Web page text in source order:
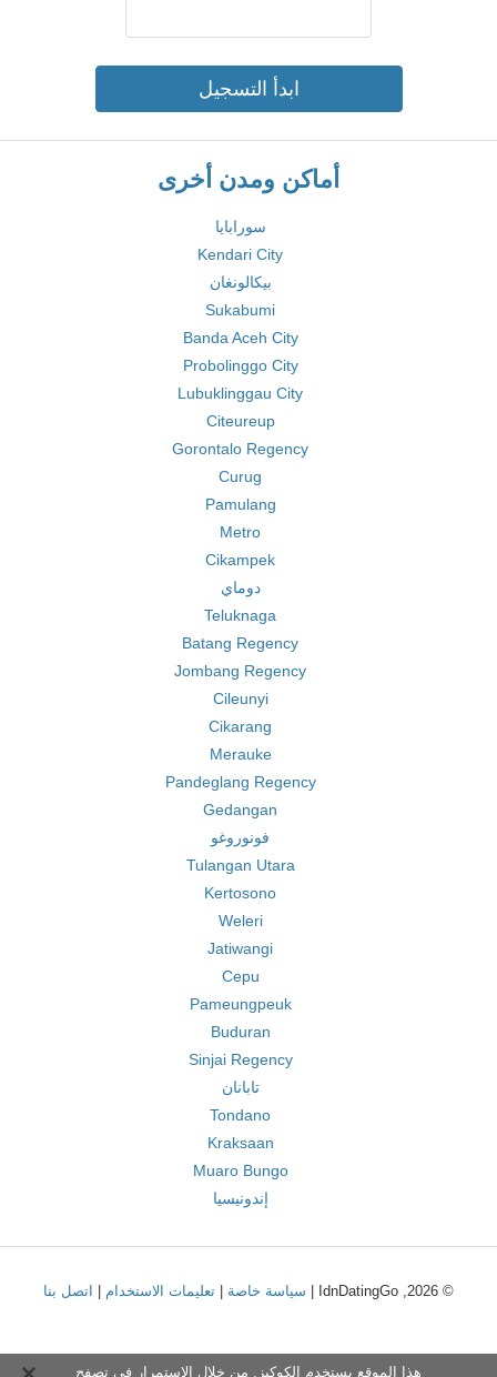
ابدأ التسجيل
أماكن ومدن أخرى
سورابايا
Kendari City
بيكالونغان
Sukabumi
Banda Aceh City
Probolinggo City
Lubuklinggau City
Citeureup
Gorontalo Regency
Curug
Pamulang
Metro
Cikampek
دوماي
Teluknaga
Batang Regency
Jombang Regency
Cileunyi
Cikarang
Merauke
Pandeglang Regency
Gedangan
فونوروغو
Tulangan Utara
Kertosono
Weleri
Jatiwangi
Cepu
Pameungpeuk
Buduran
Sinjai Regency
تابانان
Tondano
Kraksaan
Muaro Bungo
إندونيسيا
© 2026, IdnDatingGo | سياسة خاصة تعليمات الاستخدام اتصل بنا
هذا الموقع يستخدم الكوكيز. من خلال الاستمرار في تصفح